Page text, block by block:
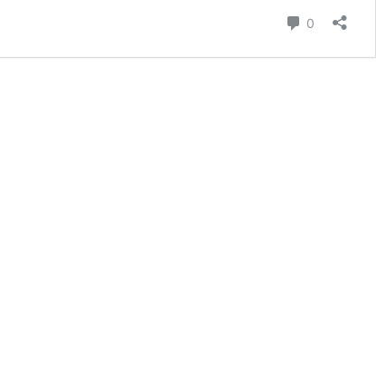
0 Comments